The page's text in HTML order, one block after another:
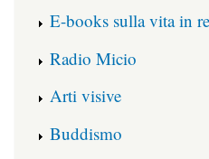
E-books sulla vita in
Radio Micio
Arti visive
Buddismo